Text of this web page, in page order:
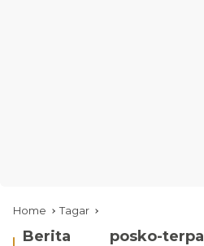
Home Tagar
Berita
posko-